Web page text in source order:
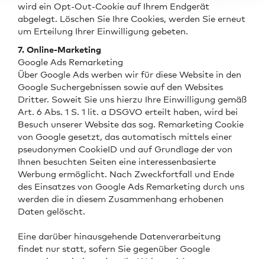
wird ein Opt-Out-Cookie auf Ihrem Endgerät
abgelegt. Löschen Sie Ihre Cookies, werden Sie erneut
um Erteilung Ihrer Einwilligung gebeten.
7. Online-Marketing
Google Ads Remarketing
Über Google Ads werben wir für diese Website in den
Google Suchergebnissen sowie auf den Websites
Dritter. Soweit Sie uns hierzu Ihre Einwilligung gemäß
Art. 6 Abs. 1 S. 1 lit. a DSGVO erteilt haben, wird bei
Besuch unserer Website das sog. Remarketing Cookie
von Google gesetzt, das automatisch mittels einer
pseudonymen CookieID und auf Grundlage der von
Ihnen besuchten Seiten eine interessenbasierte
Werbung ermöglicht. Nach Zweckfortfall und Ende
des Einsatzes von Google Ads Remarketing durch uns
werden die in diesem Zusammenhang erhobenen
Daten gelöscht.
Eine darüber hinausgehende Datenverarbeitung
findet nur statt, sofern Sie gegenüber Google